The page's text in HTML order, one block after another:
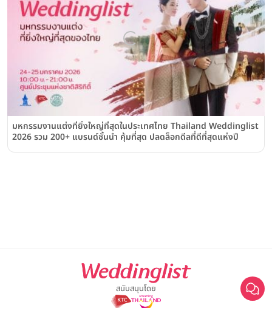
มหกรรมงานแต่งที่ยิ่งใหญ่ที่สุดในประเทศไทย Thailand Weddinglist
2026 รวม 200+ แบรนด์ชั้นนำ คุ้มที่สุด ปลดล็อกดีลที่ดีที่สุดแห่งปี
สนับสนุนโดย